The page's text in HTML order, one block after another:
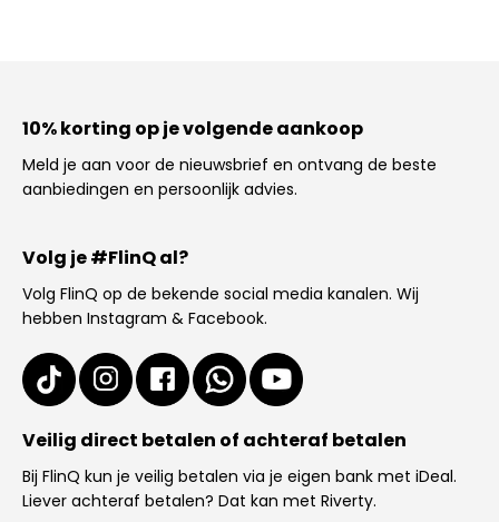
10% korting op je volgende aankoop
Meld je aan voor de nieuwsbrief en ontvang de beste
aanbiedingen en persoonlijk advies.
Volg je #FlinQ al?
Volg FlinQ op de bekende social media kanalen. Wij
hebben Instagram & Facebook.
Veilig direct betalen of achteraf betalen
Bij FlinQ kun je veilig betalen via je eigen bank met iDeal.
Liever achteraf betalen? Dat kan met Riverty.